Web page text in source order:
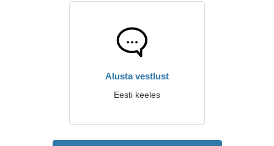
Alusta vestlust
Eesti keeles